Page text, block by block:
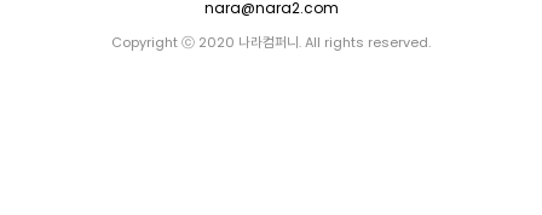
nara@nara2.com
Copyright ⓒ 2020 나라컴퍼니. All rights reserved.